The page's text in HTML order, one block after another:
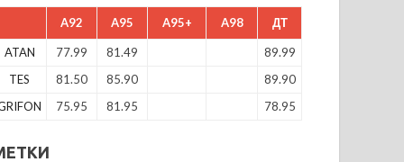
A92 A95 A95+ A98 ДТ
ATAN 77.99 81.49
89.99
TES
81.50 85.90
89.90
75.95 81.95 78.95